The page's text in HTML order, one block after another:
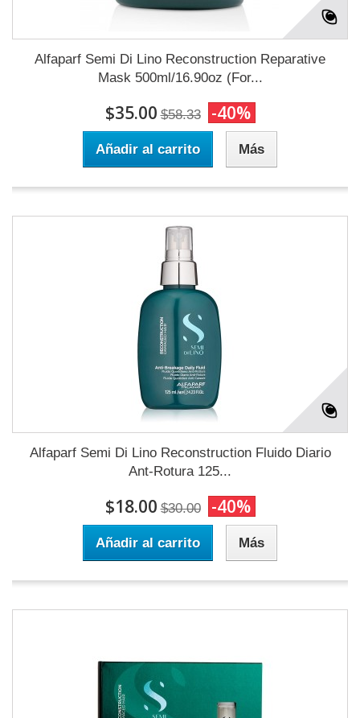
Alfaparf Semi Di Lino Reconstruction Reparative
Mask 500ml/16.90oz (For...
$35.00 $58.33 -40%
Añadir al carrito Más
Alfaparf Semi Di Lino Reconstruction Fluido Diario
Ant-Rotura 125...
$18.00 $30.00 -40%
Añadir al carrito Más